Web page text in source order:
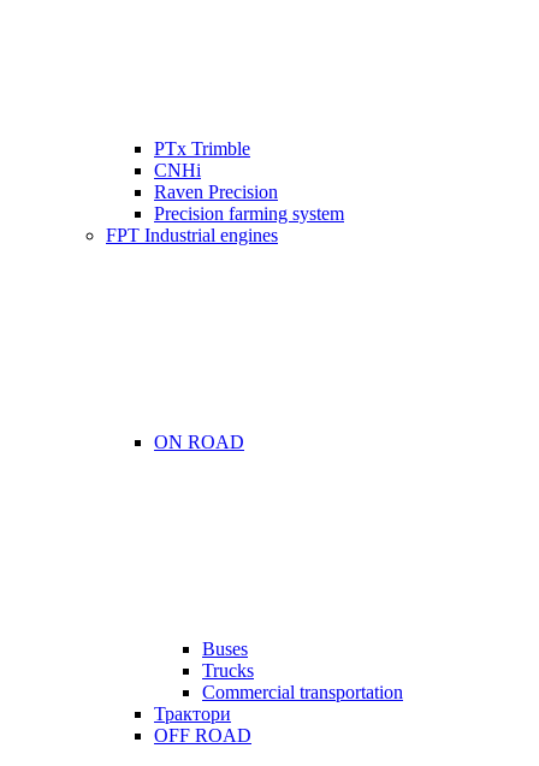
PTx Trimble
CNHi
Raven Precision
Precision farming system
FPT Industrial engines
ON ROAD
Buses
Trucks
Commercial transportation
Трактори
OFF ROAD